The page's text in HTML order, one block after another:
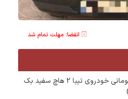
انقضا: مهلت تمام شد
✅ حراجی داغ 300/000/000 تومانی خودروی تیبا 2 هاچ سفید بک